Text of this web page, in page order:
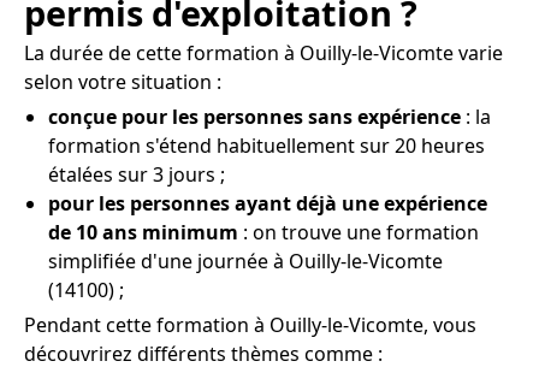
permis d'exploitation ?
La durée de cette formation à Ouilly-le-Vicomte varie
selon votre situation :
conçue pour les personnes sans expérience : la
formation s'étend habituellement sur 20 heures
étalées sur 3 jours ;
pour les personnes ayant déjà une expérience
de 10 ans minimum : on trouve une formation
simplifiée d'une journée à Ouilly-le-Vicomte
(14100) ;
Pendant cette formation à Ouilly-le-Vicomte, vous
découvrirez différents thèmes comme :